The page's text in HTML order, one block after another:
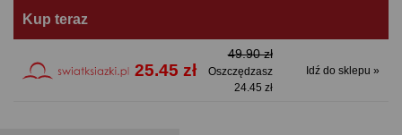
Kup teraz
25.45 zł
49.90 zł
Oszczędzasz
24.45 zł
Idź do sklepu »